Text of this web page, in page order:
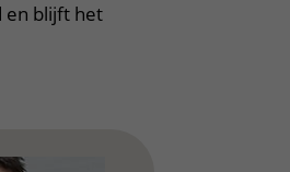
en blijft het